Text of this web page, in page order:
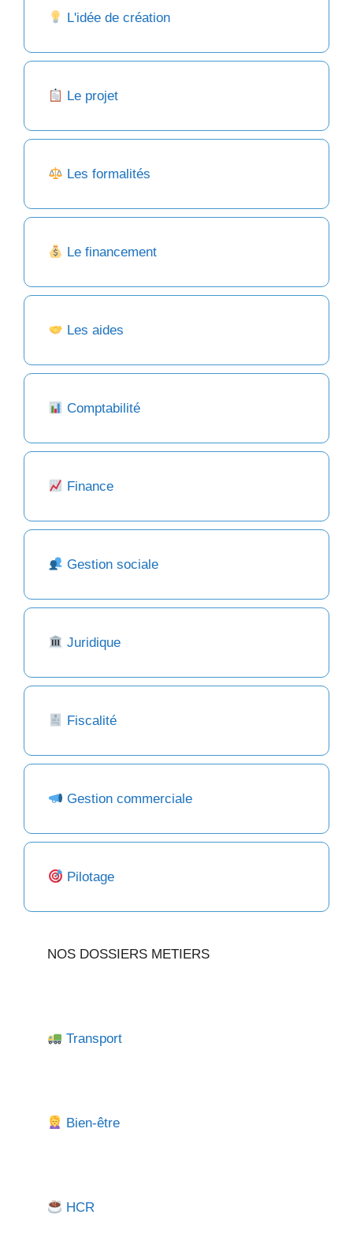
L'idée de création
Le projet
Les formalités
Le financement
Les aides
Comptabilité
Finance
Gestion sociale
Juridique
Fiscalité
Gestion commerciale
Pilotage
NOS DOSSIERS METIERS
Transport
Bien-être
HCR